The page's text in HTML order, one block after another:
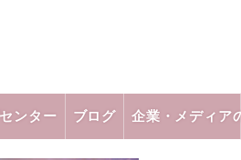
ンター ブログ 企業・メディア